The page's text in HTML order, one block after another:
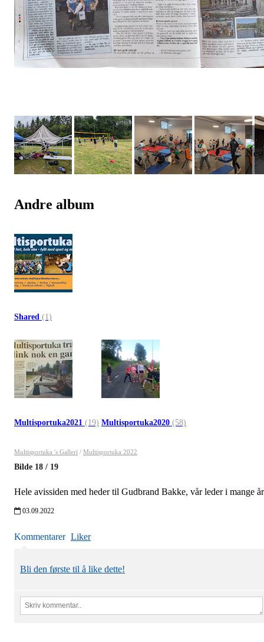
Andre album
Shared (1)
Multisportuka2021 (19) Multisportuka2020 (58)
Multisportuka 's Galleri / Multisportuka 2022
Bilde 18 / 19
Hele avissiden med heder til Gudbrand Bakke, vår leder i mange år
03.09.2022
Kommentarer Liker
Bli den første til å like dette!